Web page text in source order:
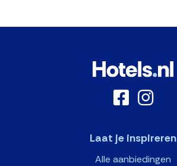
Laat je inspireren
Alle aanbiedingen